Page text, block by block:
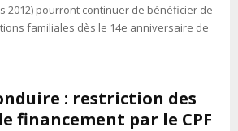
2012) pourront continuer de bénéficier de
familiales dès le 14e anniversaire de
: restriction des
financement par le CPF